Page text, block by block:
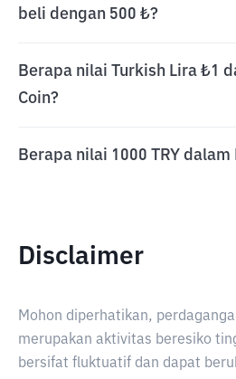
beli dengan 500 ₺?
Berapa nilai Turkish Lira ₺1
Coin?
Berapa nilai 1000 TRY dalam
Disclaimer
Mohon diperhatikan,
merupakan aktivitas beresiko
bersifat fluktuatif dan dapat